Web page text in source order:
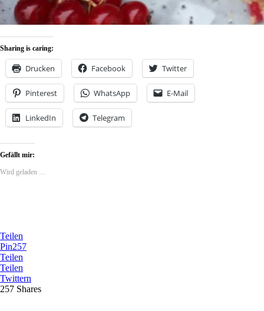
Sharing is caring:
Drucken Facebook Twitter
Pinterest WhatsApp E-Mail
LinkedIn Telegram
Gefällt mir:
Wird geladen …
Teilen
Pin257
Teilen
Teilen
Twittern
257 Shares